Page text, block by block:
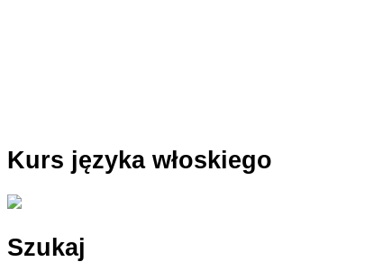
Kurs języka włoskiego
Szukaj